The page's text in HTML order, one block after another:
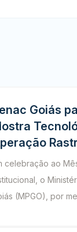
Goiás
celebração ao
o
(MPGO), por